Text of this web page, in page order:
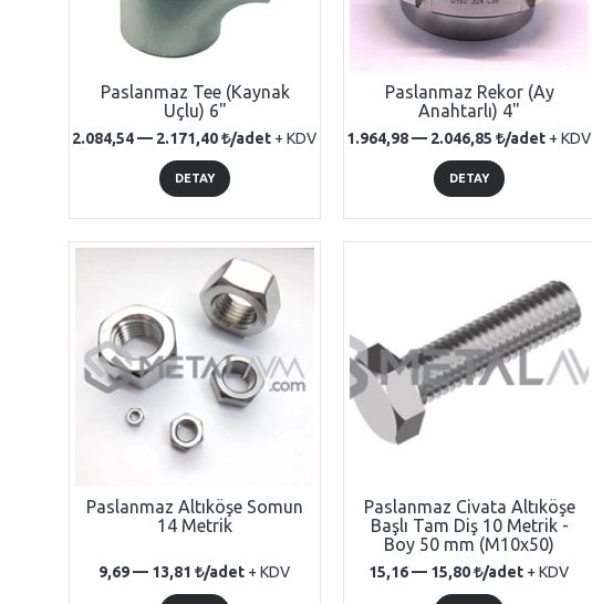
Paslanmaz Tee (Kaynak
Uçlu) 6"
2.084,54 — 2.171,40 /adet+ KDV
DETAY
Paslanmaz Rekor (Ay
Anahtarlı) 4"
1.964,98 — 2.046,85 /adet+ KDV
DETAY
Paslanmaz Altıköşe Somun
14 Metrik
9,69 — 13,81 /adet+ KDV
Paslanmaz Civata Altıköşe
Başlı Tam Diş 10 Metrik -
Boy 50 mm (M10x50)
15,16 — 15,80 /adet+ KDV